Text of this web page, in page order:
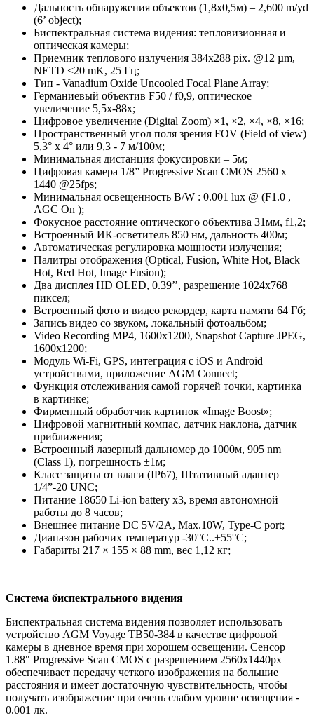
Дальность обнаружения объектов (1,8х0,5м) – 2,600 m/yd
(6’ object);
Биспектральная система видения: тепловизионная и
оптическая камеры;
Приемник теплового излучения 384х288 pix. @12 µm,
NETD <20 mK, 25 Гц;
Тип - Vanadium Oxide Uncooled Focal Plane Array;
Германиевый объектив F50 / f0,9, оптическое
увеличение 5,5х-88х;
Цифровое увеличение (Digital Zoom) ×1, ×2, ×4, ×8, ×16;
Пространственный угол поля зрения FOV (Field of view)
5,3° х 4° или 9,3 - 7 м/100м;
Минимальная дистанция фокусировки – 5м;
Цифровая камера 1/8” Progressive Scan CMOS 2560 x
1440 @25fps;
Минимальная освещенность B/W : 0.001 lux @ (F1.0 ,
AGC On );
Фокусное расстояние оптического объектива 31мм, f1,2;
Встроенный ИК-осветитель 850 нм, дальность 400м;
Автоматическая регулировка мощности излучения;
Палитры отображения (Optical, Fusion, White Hot, Black
Hot, Red Hot, Image Fusion);
Два дисплея HD OLED, 0.39’’, разрешение 1024х768
пиксел;
Встроенный фото и видео рекордер, карта памяти 64 Гб;
Запись видео со звуком, локальный фотоальбом;
Video Recording MP4, 1600x1200, Snapshot Capture JPEG,
1600x1200;
Модуль Wi-Fi, GPS, интеграция с iOS и Android
устройствами, приложение AGM Connect;
Функция отслеживания самой горячей точки, картинка
в картинке;
Фирменный обработчик картинок «Image Boost»;
Цифровой магнитный компас, датчик наклона, датчик
приближения;
Встроенный лазерный дальномер до 1000м, 905 nm
(Class 1), погрешность ±1м;
Класс защиты от влаги (IP67), Штативный адаптер
1/4”-20 UNC;
Питание 18650 Li-ion battery x3, время автономной
работы до 8 часов;
Внешнее питание DC 5V/2A, Max.10W, Type-C port;
Диапазон рабочих температур -30°C..+55°С;
Габариты 217 × 155 × 88 mm, вес 1,12 кг;
Система биспектрального видения
Биспектральная система видения позволяет использовать
устройство AGM Voyage TB50-384 в качестве цифровой
камеры в дневное время при хорошем освещении. Сенсор
1.88" Progressive Scan CMOS с разрешением 2560x1440рх
обеспечивает передачу четкого изображения на большие
расстояния и имеет достаточную чувствительность, чтобы
получать изображение при очень слабом уровне освещения -
0.001 лк.